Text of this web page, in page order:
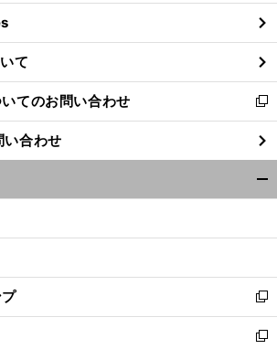
ン
ド
ウ
で
開
く
て
てのお問い合わせ
新
し
い
ウ
ィ
ン
ウ
開
く
い合わせ
新
し
い
新